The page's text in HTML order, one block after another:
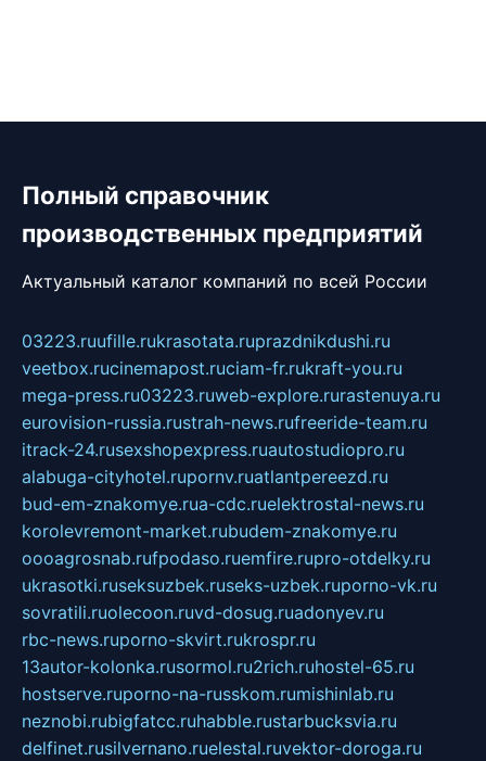
Полный справочник
производственных предприятий
Актуальный каталог компаний по всей России
03223.ruufille.rukrasotata.ruprazdnikdushi.ru
veetbox.rucinemapost.ruciam-fr.rukraft-you.ru
mega-press.ru03223.ruweb-explore.rurastenuya.ru
eurovision-russia.rustrah-news.rufreeride-team.ru
itrack-24.rusexshopexpress.ruautostudiopro.ru
alabuga-cityhotel.rupornv.ruatlantpereezd.ru
bud-em-znakomye.rua-cdc.ruelektrostal-news.ru
korolevremont-market.rubudem-znakomye.ru
oooagrosnab.rufpodaso.ruemfire.rupro-otdelky.ru
ukrasotki.ruseksuzbek.ruseks-uzbek.ruporno-vk.ru
sovratili.ruolecoon.ruvd-dosug.ruadonyev.ru
rbc-news.ruporno-skvirt.rukrospr.ru
13autor-kolonka.rusormol.ru2rich.ruhostel-65.ru
hostserve.ruporno-na-russkom.rumishinlab.ru
neznobi.rubigfatcc.ruhabble.rustarbucksvia.ru
delfinet.rusilvernano.ruelestal.ruvektor-doroga.ru